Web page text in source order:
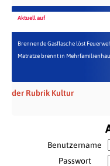
Aktuell auf
Brennende Gasflasche löst
Matratze brennt in
der Rubrik Kultur
Benutzername
Passwort